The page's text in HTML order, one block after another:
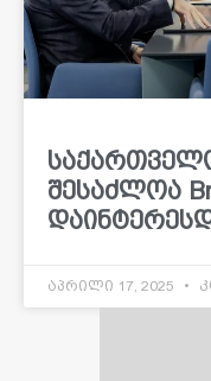
შესაძლოა
აპრილი 17, 2025